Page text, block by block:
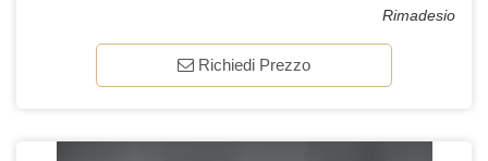
Rimadesio
Richiedi Prezzo